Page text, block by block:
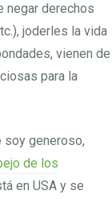
negar derechos
joderles la vida
vienen de
para la
soy generoso,
de los
en USA y se